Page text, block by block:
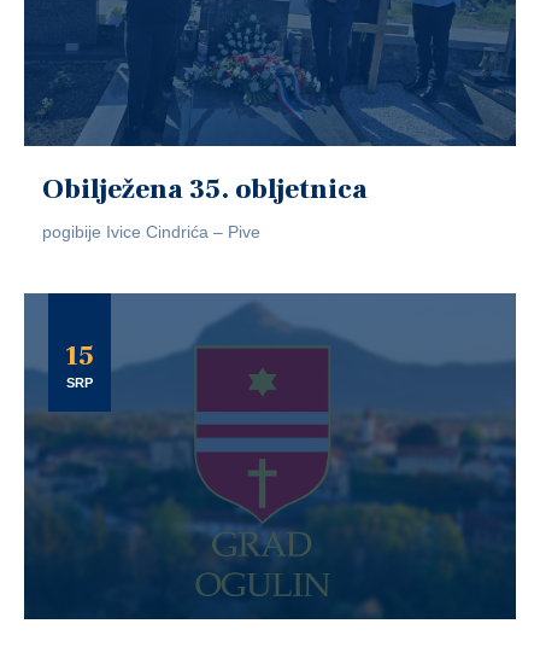
Obilježena 35. obljetnica
pogibije Ivice Cindrića – Pive
15
SRP